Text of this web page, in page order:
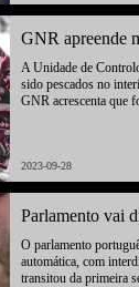
GNR apreende
A Unidade de
sido pescados no
GNR acrescenta que
2023-09-28
Parlamento vai
O parlamento
automática, com
transitou da primeira